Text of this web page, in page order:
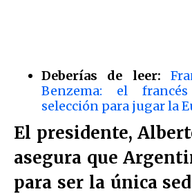
Deberías de leer:
Benzema: el
selección para jugar la
El presidente,
asegura que
para ser la única